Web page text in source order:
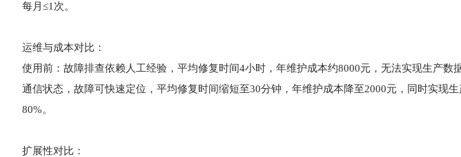
每月≤1次。
运维与成本对比：
使用前：故障排查依赖人工经验，平均修复时间4小时，年维护成本约8000元，无法实现生产数
通信状态，故障可快速定位，平均修复时间缩短至30分钟，年维护成本降至2000元，同时实现
80%。
扩展性对比：